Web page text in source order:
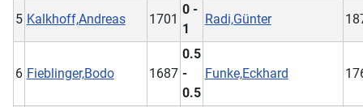
5 Kalkhoff,Andreas 1701
0 -
1
Radi,Günter
6 Fieblinger,Bodo 1687
0.5
-
0.5
Funke,Eckhard